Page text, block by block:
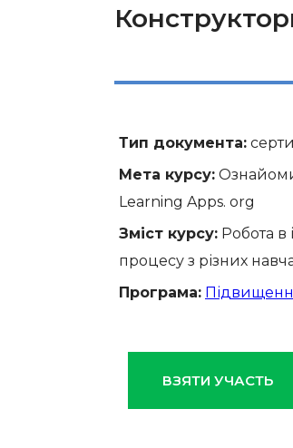
Тип документа:
Мета курсу:
Learning Apps. org
Зміст курсу: Робота в
процесу з різних
Програма:
ВЗЯТИ УЧАСТЬ